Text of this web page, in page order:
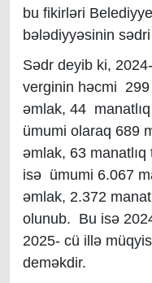
bu fikirləri
bələdiyyəsinin
Sədr deyib ki,
verginin həcmi
əmlak, 44
ümumi olaraq 689
əmlak, 63
isə ümumi 6.067
əmlak, 2.372
olunub. Bu isə
2025- cü illə
deməkdir.